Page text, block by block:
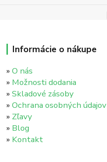
Informácie o nákupe
»O nás
» Možnosti dodania
»Skladové zásoby
»Ochrana osobných údajov
» Zľavy
» Blog
» Kontakt